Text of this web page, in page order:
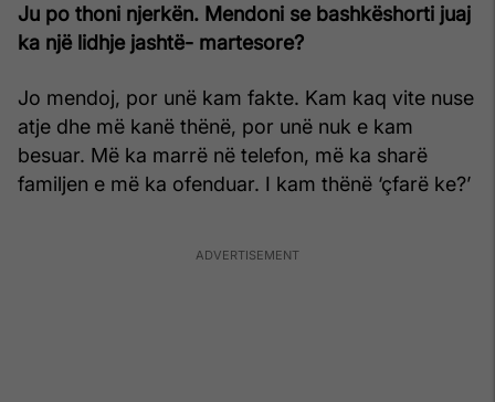
Ju po thoni njerkën. Mendoni se bashkëshorti juaj
ka një lidhje jashtë- martesore?
Jo mendoj, por unë kam fakte. Kam kaq vite nuse
atje dhe më kanë thënë, por unë nuk e kam
besuar. Më ka marrë në telefon, më ka sharë
familjen e më ka ofenduar. I kam thënë ‘çfarë ke?’